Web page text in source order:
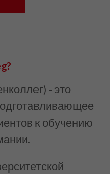
- это
к обучению